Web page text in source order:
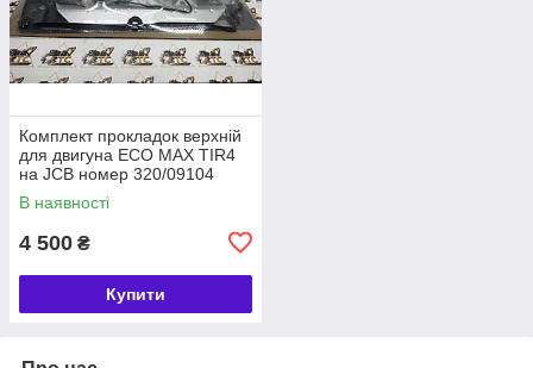
Комплект прокладок верхній
для двигуна ECO MAX TIR4
на JCB номер 320/09104
В наявності
4 500 ₴
Купити